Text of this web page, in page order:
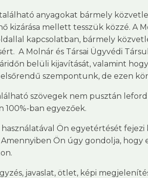
anyagokat bármely
kizárása mellett tesszük közzé. A
kapcsolatban, bármely
A Molnár és Társai Ügyvédi
belüli kijavítását, valamint
szempontunk, de ezen
szövegek nem pusztán
100%-ban egyezőek.
Ön egyetértését
Amennyiben Ön úgy gondolja,
javaslat, ötlet, képi